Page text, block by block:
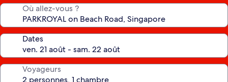
Où allez-vous ?
Dates
Voyageurs